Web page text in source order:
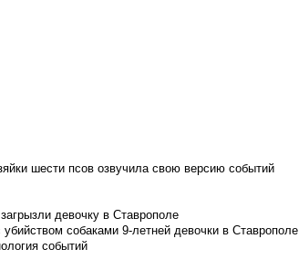
шести псов озвучила свою версию событий
девочку в Ставрополе
собаками 9-летней девочки в Ставрополе
событий